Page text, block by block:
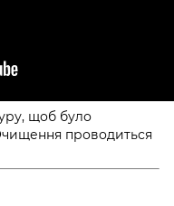
щоб було
проводиться